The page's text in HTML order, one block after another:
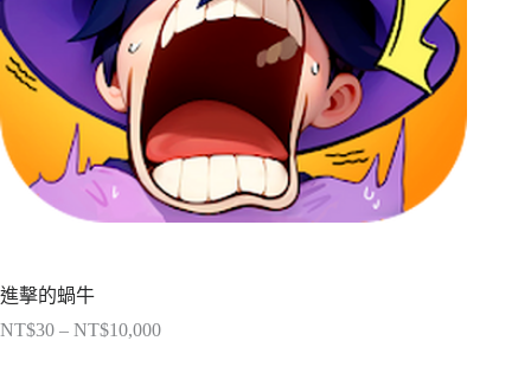
進擊的蝸牛
NT$30 – NT$10,000價